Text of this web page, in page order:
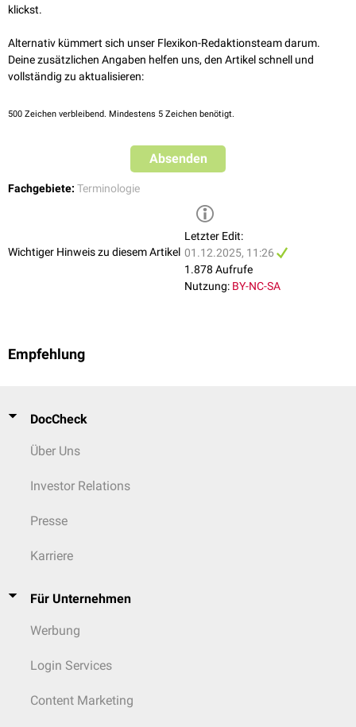
klickst.
Alternativ kümmert sich unser Flexikon-Redaktionsteam darum.
Deine zusätzlichen Angaben helfen uns, den Artikel schnell und
vollständig zu aktualisieren:
500 Zeichen verbleibend. Mindestens 5 Zeichen benötigt.
Absenden
Fachgebiete: Terminologie
Wichtiger Hinweis zu diesem Artikel
Letzter Edit:
01.12.2025, 11:26
1.878 Aufrufe
Nutzung: BY-NC-SA
Empfehlung
DocCheck
Über Uns
Investor Relations
Presse
Karriere
Für Unternehmen
Werbung
Login Services
Content Marketing